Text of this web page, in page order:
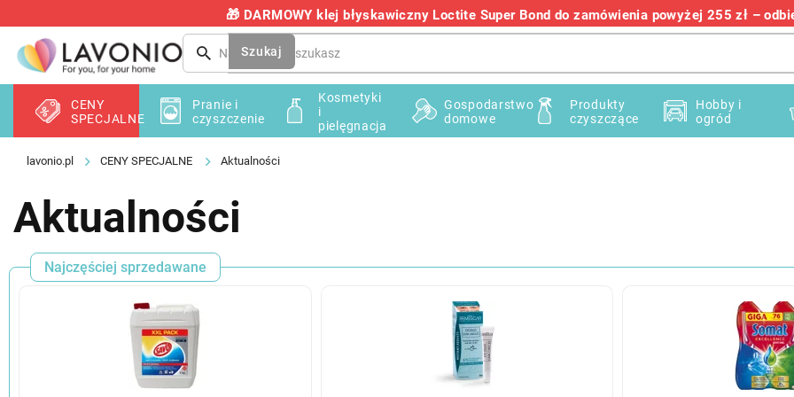
do
treści
🎁 DARMOWY klej błyskawiczny Loctite Super Bond do zamówienia powyżej 255 zł –
+48 732 145 222
Szukaj
CENY
SPECJALNE
Pranie i
czyszczenie
Kosmetyki
i
pielęgnacja
Gospodarstwo
domowe
Produkty
czyszczące
Hobby i
ogród
CENY SPECJALNE Aktualności
Aktualności
Najczęściej sprzedawane